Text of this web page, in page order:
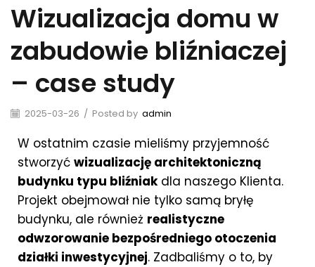
Wizualizacja domu w
zabudowie bliźniaczej
– case study
2025-03-26 / Posted by admin
W ostatnim czasie mieliśmy przyjemność
stworzyć wizualizację architektoniczną
budynku typu bliźniakdla naszego Klienta.
Projekt obejmował nie tylko samą bryłę
budynku, ale również realistyczne
odwzorowanie bezpośredniego otoczenia
działki inwestycyjnej. Zadbaliśmy o to, by